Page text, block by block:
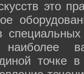
это
наиболее
точке